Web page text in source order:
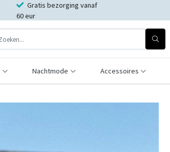
Gratis bezorging vanaf
60 eur
Nachtmode Accessoires